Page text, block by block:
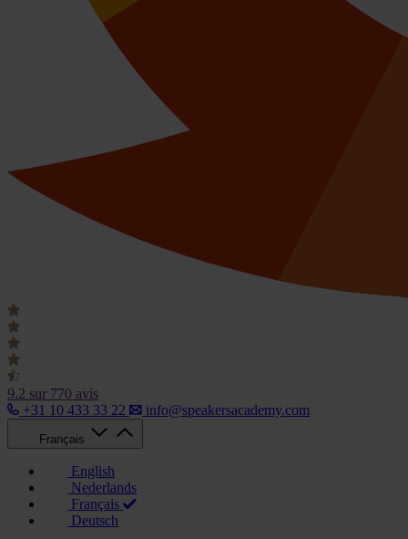
9.2 sur 770 avis
+31 10 433 33 22
info@speakersacademy.com
Français
English
Nederlands
Français
Deutsch